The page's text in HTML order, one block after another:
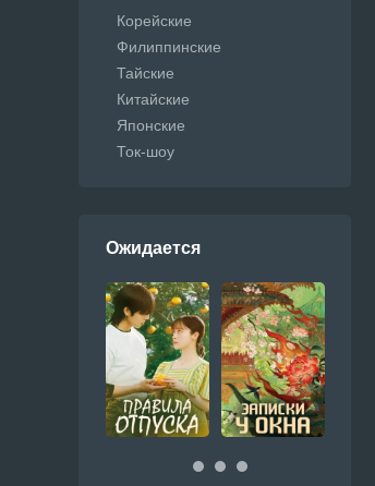
Корейские
Филиппинские
Тайские
Китайские
Японские
Ток-шоу
Ожидается